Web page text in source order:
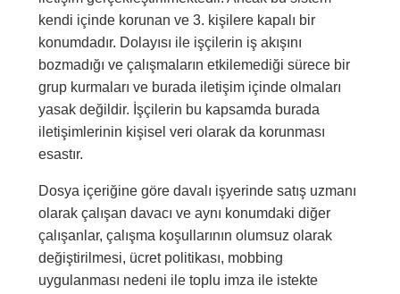
kendi içinde korunan ve 3. kişilere kapalı bir
konumdadır. Dolayısı ile işçilerin iş akışını
bozmadığı ve çalışmaların etkilemediği sürece bir
grup kurmaları ve burada iletişim içinde olmaları
yasak değildir. İşçilerin bu kapsamda burada
iletişimlerinin kişisel veri olarak da korunması
esastır.
Dosya içeriğine göre davalı işyerinde satış uzmanı
olarak çalışan davacı ve aynı konumdaki diğer
çalışanlar, çalışma koşullarının olumsuz olarak
değiştirilmesi, ücret politikası, mobbing
uygulanması nedeni ile toplu imza ile istekte